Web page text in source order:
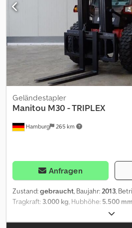
Hamburg 265 km
Geländestapler
Manitou M30 - TRIPLEX
Anfragen
Zustand:gebraucht, Baujahr:2013,
Tragkraft: 3.000 kg, Hubhöhe: 5.500 mm
2.950 mm
Vorderreifengröße:14 5R20,